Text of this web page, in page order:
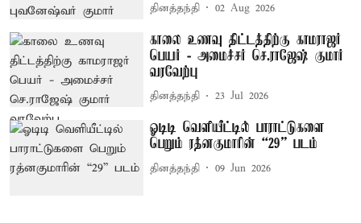
தினத்தந்தி 02 Aug 2026
காலை உணவு திட்டத்திற்கு காமராஜர்
பெயர் - அமைச்சர் செ.ராஜேஷ் குமார்
வரவேற்பு
தினத்தந்தி 23 Jul 2026
ஓடிடி வெளியீட்டில் பாராட்டுகளை
பெறும் ரத்னகுமாரின் “29” படம்
தினத்தந்தி 09 Jun 2026